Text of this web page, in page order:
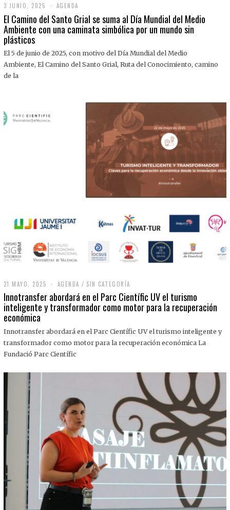
3 JUNIO, 2025
J
U
N
,
0
AGENDA
El Camino del Santo Grial se suma al Día Mundial del Medio
Ambiente con una caminata simbólica por un mundo sin
plásticos
El 5 de junio de 2025, con motivo del Día Mundial del Medio
Ambiente, El Camino del Santo Grial, Ruta del Conocimiento, camino
de la
21 MAYO, 2025
M
A
Y
,
0
2
AGENDA / SIN CATEGORÍA
Innotransfer abordará en el Parc Científic UV el turismo
inteligente y transformador como motor para la recuperación
económica
Innotransfer abordará en el Parc Científic UV el turismo inteligente y
transformador como motor para la recuperación económica La
Fundació Parc Científic